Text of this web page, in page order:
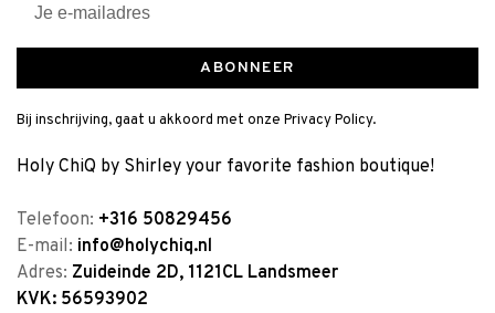
ABONNEER
Bij inschrijving, gaat u akkoord met onze Privacy Policy.
Holy ChiQ by Shirley your favorite fashion boutique!
Telefoon: +316 50829456
E-mail: info@holychiq.nl
Adres: Zuideinde 2D, 1121CL Landsmeer
KVK: 56593902